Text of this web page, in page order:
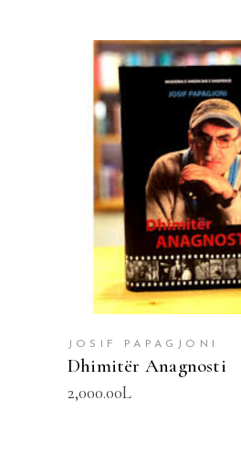
SHTOJE NË
JOSIF PAPAGJONI
Dhimitër Anagnosti
2,000.00L